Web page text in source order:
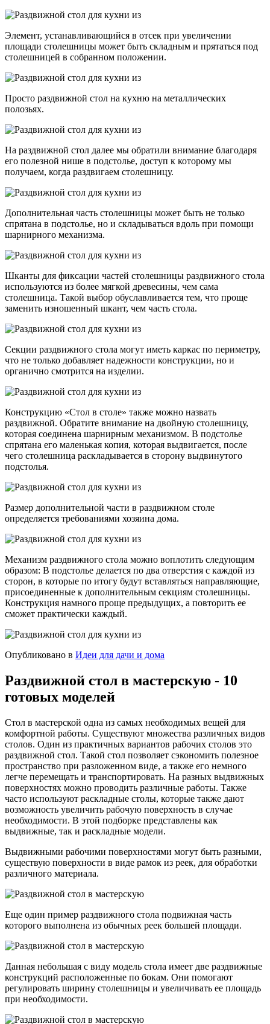
Элемент, устанавливающийся в отсек при увеличении
площади столешницы может быть складным и прятаться под
столешницей в собранном положении.
Просто раздвижной стол на кухню на металлических
полозьях.
На раздвижной стол далее мы обратили внимание благодаря
его полезной нише в подстолье, доступ к которому мы
получаем, когда раздвигаем столешницу.
Дополнительная часть столешницы может быть не только
спрятана в подстолье, но и складываться вдоль при помощи
шарнирного механизма.
Шканты для фиксации частей столешницы раздвижного стола
используются из более мягкой древесины, чем сама
столешница. Такой выбор обуславливается тем, что проще
заменить изношенный шкант, чем часть стола.
Секции раздвижного стола могут иметь каркас по периметру,
что не только добавляет надежности конструкции, но и
органично смотрится на изделии.
Конструкцию «Стол в столе» также можно назвать
раздвижной. Обратите внимание на двойную столешницу,
которая соединена шарнирным механизмом. В подстолье
спрятана его маленькая копия, которая выдвигается, после
чего столешница раскладывается в сторону выдвинутого
подстолья.
Размер дополнительной части в раздвижном столе
определяется требованиями хозяина дома.
Механизм раздвижного стола можно воплотить следующим
образом: В подстолье делается по два отверстия с каждой из
сторон, в которые по итогу будут вставляться направляющие,
присоединенные к дополнительным секциям столешницы.
Конструкция намного проще предыдущих, а повторить ее
сможет практически каждый.
Опубликовано в Идеи для дачи и дома
Раздвижной стол в мастерскую - 10
готовых моделей
Стол в мастерской одна из самых необходимых вещей для
комфортной работы. Существуют множества различных видов
столов. Один из практичных вариантов рабочих столов это
раздвижной стол. Такой стол позволяет сэкономить полезное
пространство при разложенном виде, а также его немного
легче перемещать и транспортировать. На разных выдвижных
поверхностях можно проводить различные работы. Также
часто используют раскладные столы, которые также дают
возможность увеличить рабочую поверхность в случае
необходимости. В этой подборке представлены как
выдвижные, так и раскладные модели.
Выдвижными рабочими поверхностями могут быть разными,
существую поверхности в виде рамок из реек, для обработки
различного материала.
Еще один пример раздвижного стола подвижная часть
которого выполнена из обычных реек большей площади.
Данная небольшая с виду модель стола имеет две раздвижные
конструкций расположенные по бокам. Они помогают
регулировать ширину столешницы и увеличивать ее площадь
при необходимости.